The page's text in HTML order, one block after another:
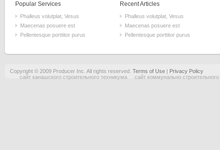
Popular Services
Phalleus volutplat, Vesus
Maecenas posuere est
Pellentesque porttitor purus
Recent Articles
Phalleus volutplat, Vesus
Maecenas posuere est
Pellentesque porttitor purus
Copyright © 2009 Producer Inc. All rights reserved. Terms of Use| Privacy Policy
сайт канашского строительного техникума
сайт коммунально